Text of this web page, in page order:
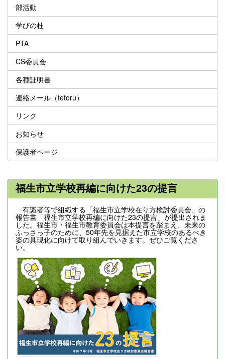
部活動
学びの杜
PTA
CS委員会
各種証明書
連絡メール（tetoru）
リンク
お知らせ
保護者ページ
福生市立学校再編に向けた23の提言
有識者等で組織する「福生市立学校在り方検討委員会」の
報告書「福生市立学校再編に向けた23の提言」が提出されま
した。福生市・福生市教育委員会は本提言を踏まえ、未来の
ふっさっ子のために、50年先を見据えた市立学校のあるべき
姿の具現化に向けて取り組んでいきます。ぜひご覧くださ
い。